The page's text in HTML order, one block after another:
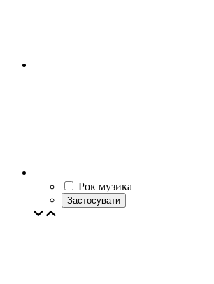
Рок музика
Застосувати